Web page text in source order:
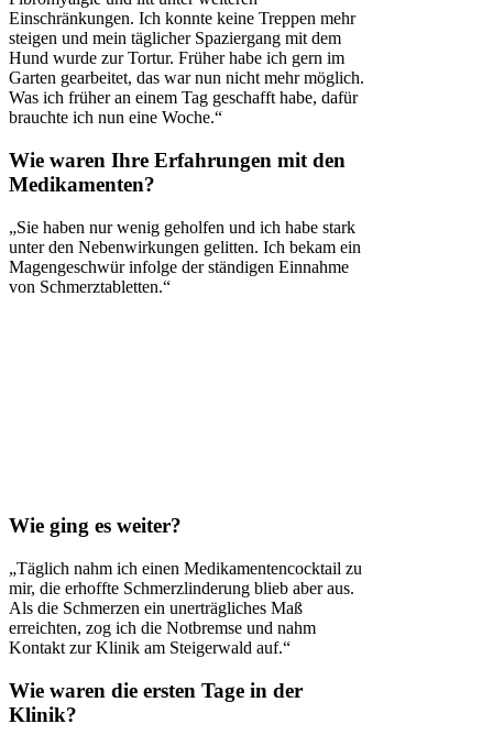
Einschränkungen. Ich konnte keine Treppen mehr
steigen und mein täglicher Spaziergang mit dem
Hund wurde zur Tortur. Früher habe ich gern im
Garten gearbeitet, das war nun nicht mehr möglich.
Was ich früher an einem Tag geschafft habe, dafür
brauchte ich nun eine Woche.“
Wie waren Ihre Erfahrungen mit den
Medikamenten?
„Sie haben nur wenig geholfen und ich habe stark
unter den Nebenwirkungen gelitten. Ich bekam ein
Magengeschwür infolge der ständigen Einnahme
von Schmerztabletten.“
Wie ging es weiter?
„Täglich nahm ich einen Medikamentencocktail zu
mir, die erhoffte Schmerzlinderung blieb aber aus.
Als die Schmerzen ein unerträgliches Maß
erreichten, zog ich die Notbremse und nahm
Kontakt zur Klinik am Steigerwald auf.“
Wie waren die ersten Tage in der
Klinik?